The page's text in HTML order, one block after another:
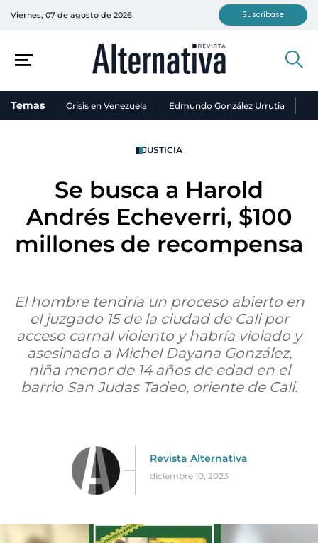
Viernes, 07 de agosto de 2026 Suscríbase
Temas Crisis en Venezuela Edmundo González Urrutia
JUSTICIA
Se busca a Harold
Andrés Echeverri, $100
millones de recompensa
El hombre tendría un proceso abierto en
el juzgado 15 de la ciudad de Cali por
acceso carnal violento y habría violado y
asesinado a Michel Dayana González,
niña menor de 14 años de edad en el
barrio San Judas Tadeo, oriente de Cali.
Revista Alternativa
diciembre 10, 2023